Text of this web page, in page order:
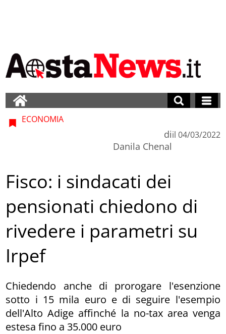
ECONOMIA
di
Danila Chenal
il 04/03/2022
Fisco: i sindacati dei
pensionati chiedono di
rivedere i parametri su
Irpef
Chiedendo anche di prorogare l'esenzione
sotto i 15 mila euro e di seguire l'esempio
dell'Alto Adige affinché la no-tax area venga
estesa fino a 35.000 euro